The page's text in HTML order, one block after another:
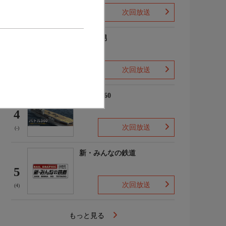
次回放送
ザ・森男
次回放送
4
(-)
バトル360
次回放送
5
(4)
新・みんなの鉄道
次回放送
もっと見る